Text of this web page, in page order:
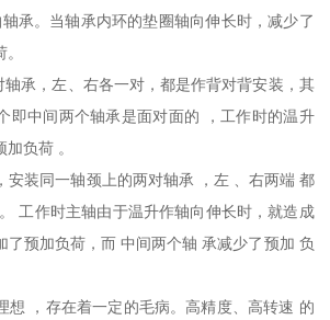
承。当轴承内环的垫圈轴向伸长时，减少了
承，左、右各一对，都是作背对背安装，其
即中间两个轴承是面对面的 ，工作时的温升
负荷 。
安装同一轴颈上的两对轴承 ，左 、右两端 都
工作时主轴由于温升作轴向伸长时，就造成
了预加负荷，而 中间两个轴 承减少了预加 负
想 ，存在着一定的毛病。高精度、高转速 的